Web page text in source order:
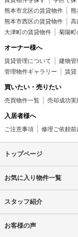
熊本市北区の賃貸物件
熊
熊本市西区の賃貸物件
高
大津町の賃貸物件
菊陽町
オーナー様へ
賃貸管理について 建物管
管理物件ギャラリー
賃貸
買いたい・売りたい
売買物件一覧 売却成功実
入居者様へ
ご注意事項 修理ご依頼
トップページ
お気に入り物件一覧
スタッフ紹介
お客様の声